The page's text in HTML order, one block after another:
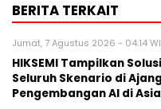
BERITA TERKAIT
Jumat, 7 Agustus 2026 - 04:14
HIKSEMI Tampilkan
Seluruh Skenario di
Pengembangan AI di